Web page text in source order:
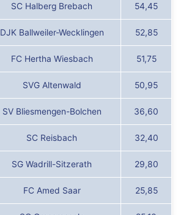
SC Halberg Brebach 54,45
DJK Ballweiler-Wecklingen 52,85
FC Hertha Wiesbach 51,75
SVG Altenwald 50,95
SV Bliesmengen-Bolchen 36,60
SC Reisbach 32,40
SG Wadrill-Sitzerath 29,80
FC Amed Saar 25,85